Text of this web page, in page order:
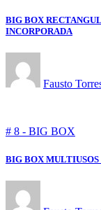
BIG BOX
INCORPORADA
Fausto
# 8 - BIG BOX
BIG BOX MULTIUSOS